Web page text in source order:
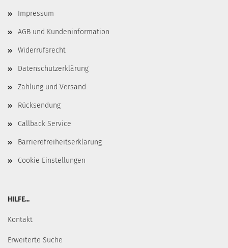
Impressum
AGB und Kundeninformation
Widerrufsrecht
Datenschutzerklärung
Zahlung und Versand
Rücksendung
Callback Service
Barrierefreiheitserklärung
Cookie Einstellungen
HILFE...
Kontakt
Erweiterte Suche